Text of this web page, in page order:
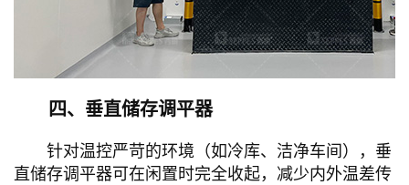
四、垂直储存调平器
针对温控严苛的环境（如冷库、洁净车间），垂
直储存调平器可在闲置时完全收起，减少内外温差传